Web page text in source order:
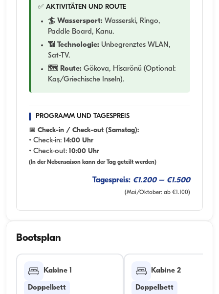
✅ AKTIVITÄTEN UND ROUTE
🏄 Wassersport: Wasserski, Ringo,
Paddle Board, Kanu.
📶 Technologie: Unbegrenztes WLAN,
Sat-TV.
🗺️ Route: Gökova, Hisarönü (Optional:
Kaş/Griechische Inseln).
PROGRAMM UND TAGESPREIS
📅 Check-in / Check-out (Samstag):
• Check-in: 14:00 Uhr
• Check-out: 10:00 Uhr
(In der Nebensaison kann der Tag geteilt werden)
Tagespreis: €1.200 – €1.500
(Mai/Oktober: ab €1.100)
Bootsplan
Kabine 1
Doppelbett
Kabine 2
Doppelbett